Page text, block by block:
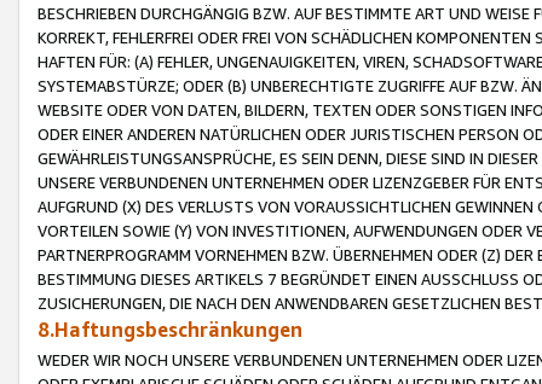
BESCHRIEBEN DURCHGÄNGIG BZW. AUF BESTIMMTE ART UND
KORREKT, FEHLERFREI ODER FREI VON SCHÄDLICHEN
HAFTEN FÜR: (A) FEHLER, UNGENAUIGKEITEN, VIREN,
SYSTEMABSTÜRZE; ODER (B) UNBERECHTIGTE ZUGRIFFE AUF BZW.
WEBSITE ODER VON DATEN, BILDERN, TEXTEN ODER SONSTIGEN
ODER EINER ANDEREN NATÜRLICHEN ODER JURISTISCHEN PERSON
GEWÄHRLEISTUNGSANSPRÜCHE, ES SEIN DENN, DIESE SIND IN
UNSERE VERBUNDENEN UNTERNEHMEN ODER LIZENZGEBER FÜR
AUFGRUND (X) DES VERLUSTS VON VORAUSSICHTLICHEN
VORTEILEN SOWIE (Y) VON INVESTITIONEN, AUFWENDUNGEN ODER
PARTNERPROGRAMM VORNEHMEN BZW. ÜBERNEHMEN ODER (Z)
BESTIMMUNG DIESES ARTIKELS 7 BEGRÜNDET EINEN AUSSCHLUSS
ZUSICHERUNGEN, DIE NACH DEN ANWENDBAREN GESETZLICHEN
8.Haftungsbeschränkungen
WEDER WIR NOCH UNSERE VERBUNDENEN UNTERNEHMEN ODER